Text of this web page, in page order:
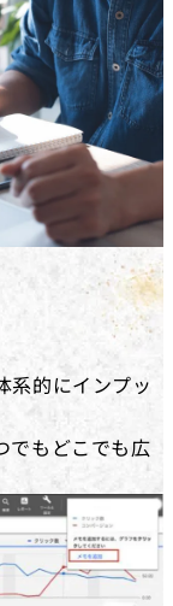
系的にインプッ
でもどこでも広